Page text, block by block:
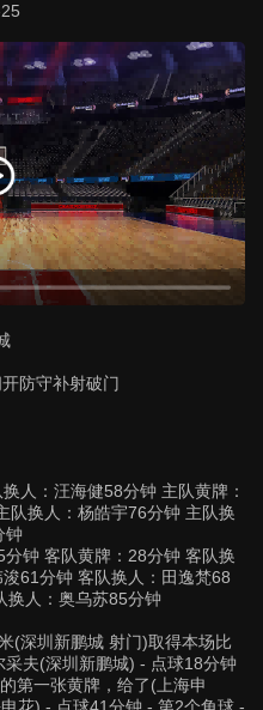
防守补射破门
人：汪海健58分钟 主队黄牌：
队换人：杨皓宇76分钟 主队换
钟
钟 客队黄牌：28分钟 客队换
61分钟 客队换人：田逸梵68
换人：奥乌苏85分钟
(深圳新鹏城 射门)取得本场比
夫(深圳新鹏城) - 点球18分钟
第一张黄牌，给了(上海申